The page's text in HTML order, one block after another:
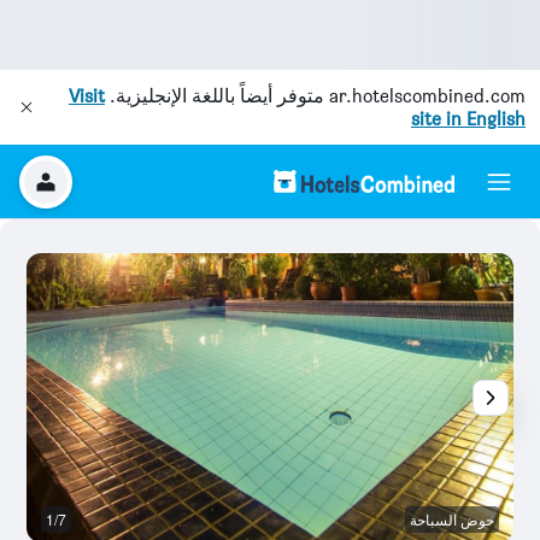
ar.hotelscombined.com متوفر أيضاً باللغة الإنجليزية.Visit
site in English
حوض السباحة 1/7